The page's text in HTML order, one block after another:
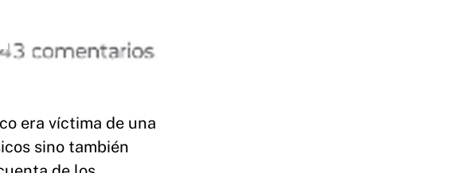
era víctima de una
sino también